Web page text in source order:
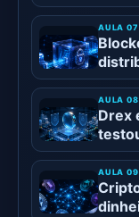
Drex